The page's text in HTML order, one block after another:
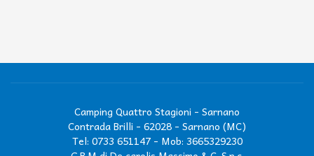
Camping Quattro Stagioni - Sarnano
Contrada Brilli - 62028 - Sarnano (MC)
Tel: 0733 651147- Mob: 3665329230